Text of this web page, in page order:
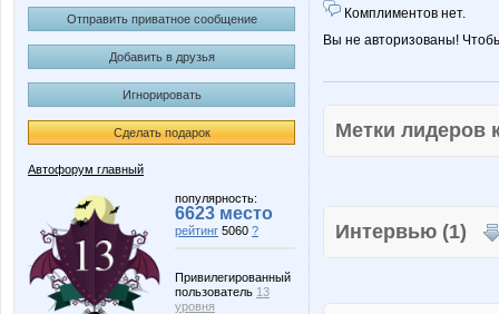
Отправить приватное сообщение
Добавить в друзья
Игнорировать
Сделать подарок
Автофорум главный
популярность:
6623 место
рейтинг 5060 ?
Привилегированный
пользователь 13
уровня
Комплиментов нет.
Вы не авторизованы!
Метки
Интервью (1)